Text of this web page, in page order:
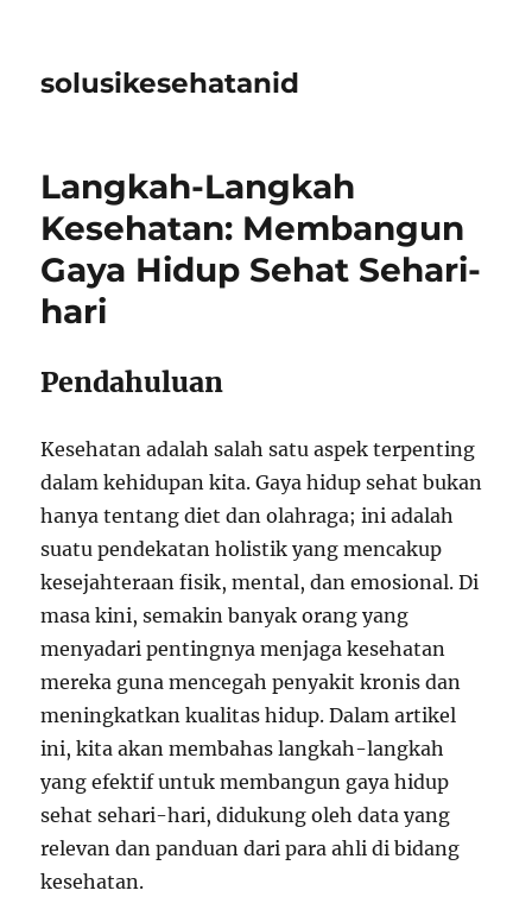
solusikesehatanid
Langkah-Langkah
Kesehatan: Membangun
Gaya Hidup Sehat Sehari-
hari
Pendahuluan
Kesehatan adalah salah satu aspek terpenting
dalam kehidupan kita. Gaya hidup sehat bukan
hanya tentang diet dan olahraga; ini adalah
suatu pendekatan holistik yang mencakup
kesejahteraan fisik, mental, dan emosional. Di
masa kini, semakin banyak orang yang
menyadari pentingnya menjaga kesehatan
mereka guna mencegah penyakit kronis dan
meningkatkan kualitas hidup. Dalam artikel
ini, kita akan membahas langkah-langkah
yang efektif untuk membangun gaya hidup
sehat sehari-hari, didukung oleh data yang
relevan dan panduan dari para ahli di bidang
kesehatan.